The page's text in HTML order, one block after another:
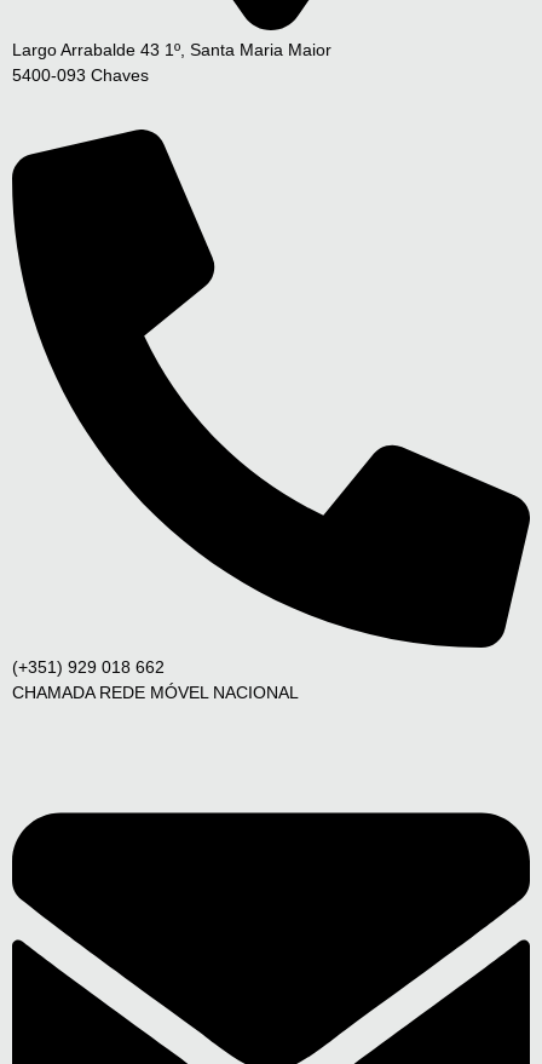
Largo Arrabalde 43 1º, Santa Maria Maior
5400-093 Chaves
(+351) 929 018 662
CHAMADA REDE MÓVEL NACIONAL